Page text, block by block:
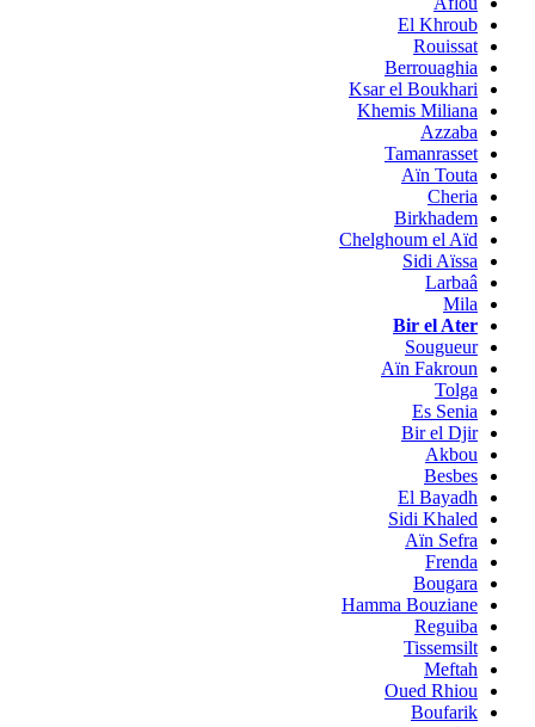
El Khroub
Rouissat
Berrouaghia
Ksar el Boukhari
Khemis Miliana
Azzaba
Tamanrasset
Aïn Touta
Cheria
Birkhadem
Chelghoum el Aïd
Sidi Aïssa
Larbaâ
Mila
Bir el Ater
Sougueur
Aïn Fakroun
Tolga
Es Senia
Bir el Djir
Akbou
Besbes
El Bayadh
Sidi Khaled
Aïn Sefra
Frenda
Bougara
Hamma Bouziane
Reguiba
Tissemsilt
Meftah
Oued Rhiou
Boufarik